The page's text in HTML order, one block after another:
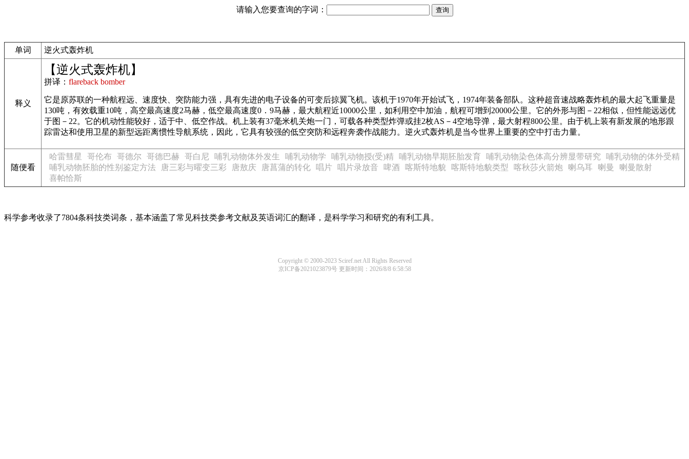
请输入您要查询的字词：
单词 逆火式轰炸机
释义
【逆火式轰炸机】
拼译： flareback bomber
它是原苏联的一种航程远、速度快、突防能力强，具有先进的电子设备的可变后掠翼飞机。该机于1970年开始试飞，1974年装备部队。这种超音速战略轰炸机的最大起飞重量是
130吨，有效载重10吨，高空最高速度2马赫，低空最高速度0．9马赫，最大航程近10000公里，如利用空中加油，航程可增到20000公里。它的外形与图－22相似，但性能远远优
于图－22。它的机动性能较好，适于中、低空作战。机上装有37毫米机关炮一门，可载各种类型炸弹或挂2枚AS－4空地导弹，最大射程800公里。由于机上装有新发展的地形跟
踪雷达和使用卫星的新型远距离惯性导航系统，因此，它具有较强的低空突防和远程奔袭作战能力。逆火式轰炸机是当今世界上重要的空中打击力量。
随便看
哈雷彗星 哥伦布 哥德尔 哥德巴赫 哥白尼 哺乳动物体外发生 哺乳动物学 哺乳动物授(受)精 哺乳动物早期胚胎发育 哺乳动物染色体高分辨显带研究
哺乳动物的体外受精
哺乳动物胚胎的性别鉴定方法
唐三彩与曜变三彩 唐敖庆 唐菖蒲的转化 唱片 唱片录放音 啤酒 喀斯特地貌 喀斯特地貌类型 喀秋莎火箭炮 喇乌耳 喇曼
喇曼散射
喜帕恰斯
科学参考收录了7804条科技类词条，基本涵盖了常见科技类参考文献及英语词汇的翻译，是科学学习和研究的有利工具。
Copyright © 2000-2023 Sciref.net All Rights Reserved
京ICP备2021023879号更新时间：2026/8/8 6:58:58